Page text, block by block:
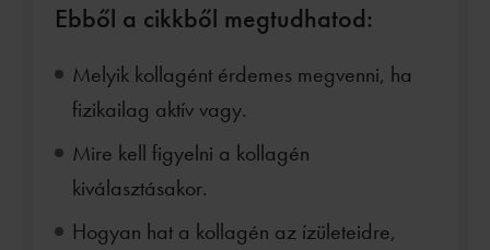
Ebből a cikkből megtudhatod:
Melyik kollagént érdemes megvenni, ha
fizikailag aktív vagy.
Mire kell figyelni a kollagén
kiválasztásakor.
Hogyan hat a kollagén az ízületeidre,